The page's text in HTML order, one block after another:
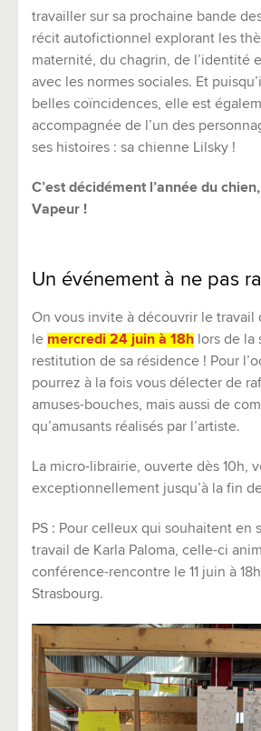
travailler sur sa prochaine bande
récit autofictionnel explorant les
maternité, du chagrin, de l’identité
avec les normes sociales. Et
belles coïncidences, elle est
accompagnée de l’un des
ses histoires : sa chienne Lilsky !
C’est décidément l’année du
Vapeur !
Un événement à ne pas
On vous invite à découvrir le travail
le mercredi 24 juin à 18h lors de la
restitution de sa résidence ! Pour
pourrez à la fois vous délecter de
amuses-bouches, mais aussi de
qu’amusants réalisés par l’artiste.
La micro-librairie, ouverte dès 10h,
exceptionnellement jusqu’à la fin
PS : Pour celleux qui souhaitent en
travail de Karla Paloma, celle-ci
conférence-rencontre le 11 juin à
Strasbourg.